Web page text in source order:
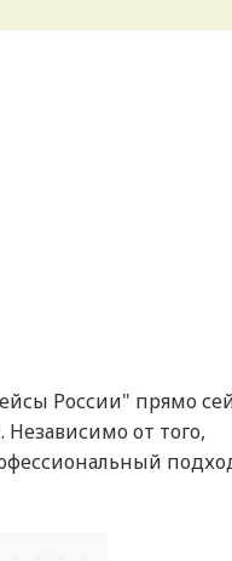
России" прямо
от того,